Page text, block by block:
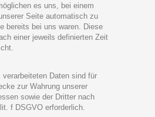
es uns, bei einem
Seite automatisch zu
bereits bei uns waren. Diese
einer jeweils definierten Zeit
verarbeiteten Daten sind für
zur Wahrung unserer
sowie der Dritter nach
f DSGVO erforderlich.